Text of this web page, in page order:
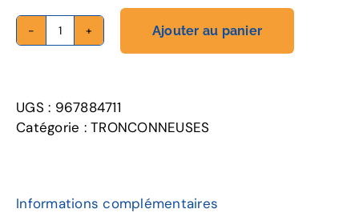
quantité
Ajouter au panier
UGS : 967884711
Catégorie :TRONCONNEUSES
Informations complémentaires